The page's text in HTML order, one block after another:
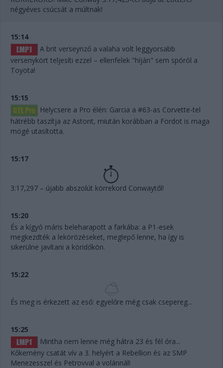
négyéves csúcsát a múltnak!
15:14
A brit verseynző a valaha volt leggyorsabb
versenykört teljesíti ezzel – ellenfelek "híján" sem spóról a
Toyota!
15:15
Helycsere a Pro élén: Garcia a #63-as Corvette-tel
hátrébb taszítja az Astont, miután korábban a Fordot is maga
mögé utasította.
15:17
3:17,297 – újabb abszolút körrekord Conwaytől!
15:20
És a kígyó máris beleharapott a farkába: a P1-esek
megkezdték a lekörözéseket, meglepő lenne, ha így is
sikerülne javítani a köridőkön.
15:22
És meg is érkezett az eső: egyelőre még csak csepereg...
15:25
Mintha nem lenne még hátra 23 és fél óra...
Kőkemény csatát vív a 3. helyért a Rebellion és az SMP
Menezesszel és Petrovval a volánnál!